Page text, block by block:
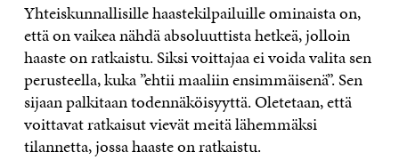
Yhteiskunnallisille haastekilpailuille ominaista on,
että on vaikea nähdä absoluuttista hetkeä, jolloin
haaste on ratkaistu. Siksi voittajaa ei voida valita sen
perusteella, kuka ”ehtii maaliin ensimmäisenä”. Sen
sijaan palkitaan todennäköisyyttä. Oletetaan, että
voittavat ratkaisut vievät meitä lähemmäksi
tilannetta, jossa haaste on ratkaistu.